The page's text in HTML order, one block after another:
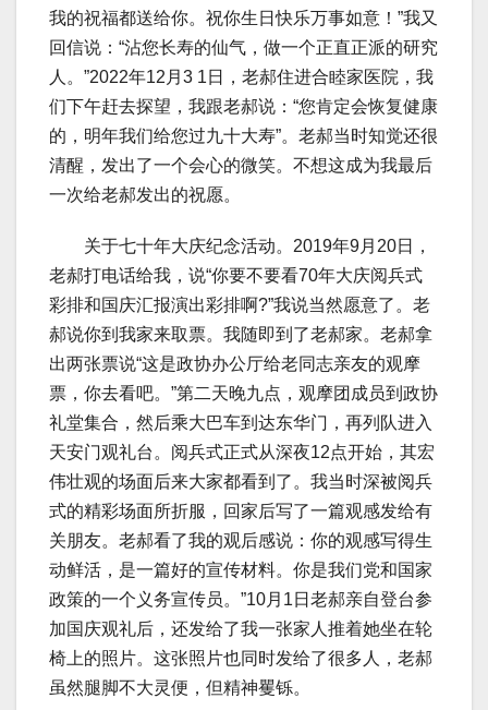
我的祝福都送给你。祝你生日快乐万事如意！”我又
回信说：“沾您长寿的仙气，做一个正直正派的研究
人。”2022年12月3 1日，老郝住进合睦家医院，我
们下午赶去探望，我跟老郝说：“您肯定会恢复健康
的，明年我们给您过九十大寿”。老郝当时知觉还很
清醒，发出了一个会心的微笑。不想这成为我最后
一次给老郝发出的祝愿。
关于七十年大庆纪念活动。2019年9月20日，
老郝打电话给我，说“你要不要看70年大庆阅兵式
彩排和国庆汇报演出彩排啊?”我说当然愿意了。老
郝说你到我家来取票。我随即到了老郝家。老郝拿
出两张票说“这是政协办公厅给老同志亲友的观摩
票，你去看吧。”第二天晚九点，观摩团成员到政协
礼堂集合，然后乘大巴车到达东华门，再列队进入
天安门观礼台。阅兵式正式从深夜12点开始，其宏
伟壮观的场面后来大家都看到了。我当时深被阅兵
式的精彩场面所折服，回家后写了一篇观感发给有
关朋友。老郝看了我的观后感说：你的观感写得生
动鲜活，是一篇好的宣传材料。你是我们党和国家
政策的一个义务宣传员。”10月1日老郝亲自登台参
加国庆观礼后，还发给了我一张家人推着她坐在轮
椅上的照片。这张照片也同时发给了很多人，老郝
虽然腿脚不大灵便，但精神矍铄。